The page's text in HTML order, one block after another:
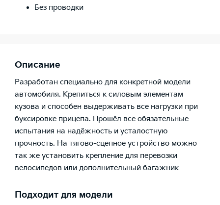
Без проводки
Описание
Разработан специально для конкретной модели
автомобиля. Крепиться к силовым элементам
кузова и способен выдерживать все нагрузки при
буксировке прицепа. Прошёл все обязательные
испытания на надёжность и усталостную
прочность. На тягово-сцепное устройство можно
так же установить крепление для перевозки
велосипедов или дополнительный багажник
Подходит для модели